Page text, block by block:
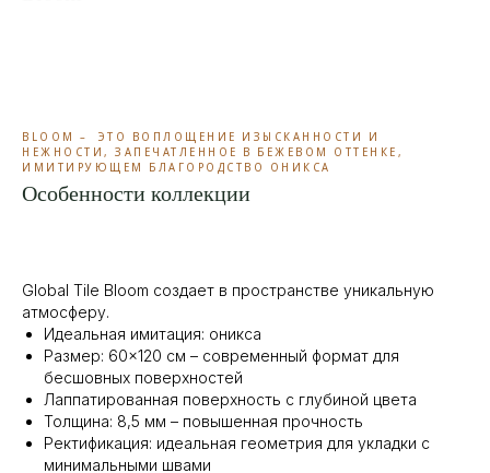
BLOOM – ЭТО ВОПЛОЩЕНИЕ ИЗЫСКАННОСТИ И
НЕЖНОСТИ, ЗАПЕЧАТЛЕННОЕ В БЕЖЕВОМ ОТТЕНКЕ,
ИМИТИРУЮЩЕМ БЛАГОРОДСТВО ОНИКСА
Особенности коллекции
Global Tile Bloom создает в пространстве уникальную
атмосферу.
Идеальная имитация: оникса
Размер: 60×120 см – современный формат для
бесшовных поверхностей
Лаппатированная поверхность с глубиной цвета
Толщина: 8,5 мм – повышенная прочность
Ректификация: идеальная геометрия для укладки с
минимальными швами